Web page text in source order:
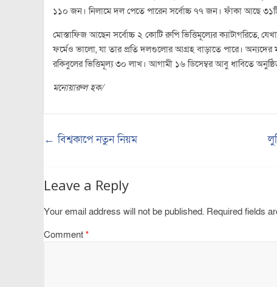
১১০ জন। নিলামে দল পেতে পারেন সর্বোচ্চ ৭৭ জন। ফাঁকা আছে ৩১টি
মোস্তাফিজ আছেন সর্বোচ্চ ২ কোটি রুপি ভিত্তিমূল্যের ক্যাটাগরিতে,
ফর্মেও ভালো, যা তার প্রতি দলগুলোর আগ্রহ বাড়াতে পারে। অন্যদের
রকিবুলের ভিত্তিমূল্য ৩০ লাখ। আগামী ১৬ ডিসেম্বর আবু ধাবিতে
মনোয়ারুল হক/
← বিশ্বকাপে নতুন নিয়ম
Leave a Reply
Your email address will not be published. Required fields
Comment *